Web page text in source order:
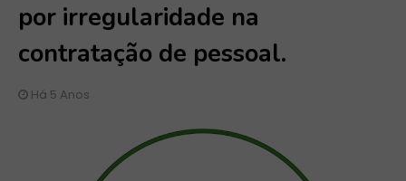
por irregularidade na
contratação de pessoal.
Há 5 Anos